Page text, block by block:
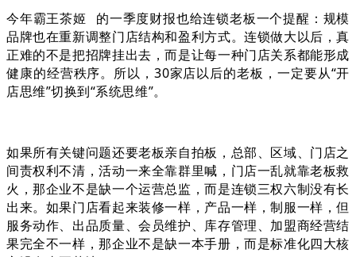
今年霸王茶姬
的一季度财报也给连锁老板一个提醒：规模
品牌也在重新调整门店结构和盈利方式。连锁做大以后，真
正难的不是把招牌挂出去，而是让每一种门店关系都能形成
健康的经营秩序。所以，30家店以后的老板，一定要从“开
店思维”切换到“系统思维”。
如果所有关键问题还要老板亲自拍板，总部、区域、门店之
间责权利不清，活动一来全靠群里喊，门店一乱就靠老板救
火，那企业不是缺一个运营总监，而是连锁三权六制没有长
出来。如果门店看起来装修一样，产品一样，制服一样，但
服务动作、出品质量、会员维护、库存管理、加盟商经营结
果完全不一样，那企业不是缺一本手册，而是标准化四大核